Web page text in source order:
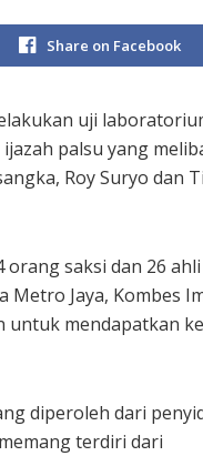
Share on Facebook
uji
palsu yang
Roy Suryo dan
orang saksi dan 26
Metro Jaya, Kombes
untuk mendapatkan
diperoleh dari
terdiri dari